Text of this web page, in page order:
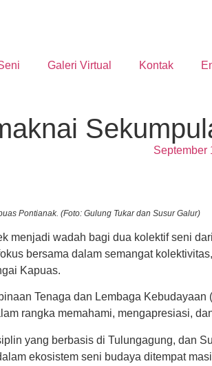
Galeri Virtual Kontak
September
Pontianak. (Foto: Gulung Tukar dan Susur Galur)
menjadi wadah bagi dua kolektif seni
bersama dalam semangat
Kapuas.
Tenaga dan Lembaga
rangka memahami, mengapresiasi,
yang berbasis di Tulungagung, dan
ekosistem seni budaya ditempat